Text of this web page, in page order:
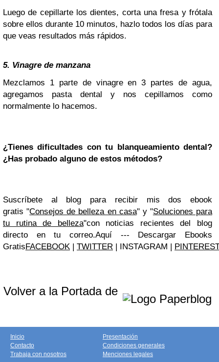
Luego de cepillarte los dientes, corta una fresa y frótala
sobre ellos durante 10 minutos, hazlo todos los días para
que veas resultados más rápidos.
5. Vinagre de manzana
Mezclamos 1 parte de vinagre en 3 partes de agua,
agregamos pasta dental y nos cepillamos como
normalmente lo hacemos.
¿Tienes dificultades con tu blanqueamiento dental?
¿Has probado alguno de estos métodos?
Suscríbete al blog para recibir mis dos ebook
gratis "Consejos de belleza en casa" y "Soluciones para
tu rutina de belleza"con noticias recientes del blog
directo en tu correo.Aquí --- Descargar Ebooks
GratisFACEBOOK | TWITTER | INSTAGRAM |
Volver a la Portada de
Inicio
Contacto
Trabaja con nosotros
Presentación
Condiciones generales
Menciones legales